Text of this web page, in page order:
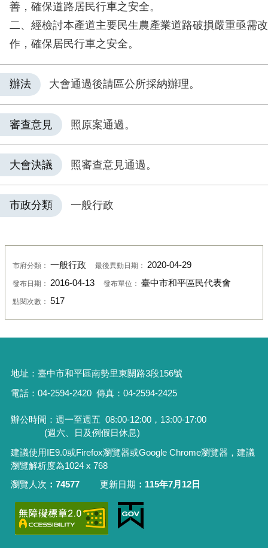
善，確保道路居民行車之安全。
二、經檢討本產道主要民生農產業道路破損嚴重亟需
作，確保居民行車之安全。
辦法 大會通過後請區公所採納辦理。
審查意見 照原案通過。
大會決議 照審查意見通過。
市政分類 一般行政
市府分類： 一般行政 最後異動日期： 2020-04-29
發布日期： 2016-04-13 發布單位： 臺中市和平區民代表會
點閱次數： 517
地址： 臺中市和平區南勢里東關路3段156號
電話：04-2594-2420 傳真：04-2594-2425
辦公時間：週一至週五 08:00-12:00，13:00-17:00
(週六、日及例假日休息)
建議使用IE9.0或Firefox瀏覽器或Google Chrome瀏覽器，建議
瀏覽解析度為1024 x 768
瀏覽人次
74577 更新日期 115年7月12日